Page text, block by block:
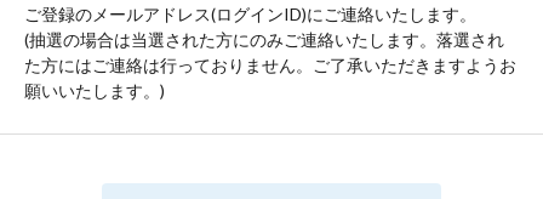
ご登録のメールアドレス(ログインID)にご連絡いたします。
(抽選の場合は当選された方にのみご連絡いたします。落選され
た方にはご連絡は行っておりません。ご了承いただきますようお
願いいたします。)